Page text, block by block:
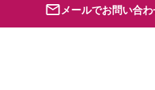
メールでお問い合